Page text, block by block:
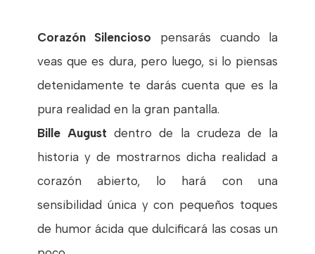
Corazón Silencioso pensarás cuando la
veas que es dura, pero luego, si lo piensas
detenidamente te darás cuenta que es la
pura realidad en la gran pantalla.
Bille Augustdentro de la crudeza de la
historia y de mostrarnos dicha realidad a
corazón abierto, lo hará con una
sensibilidad única y con pequeños toques
de humor ácida que dulcificará las cosas un